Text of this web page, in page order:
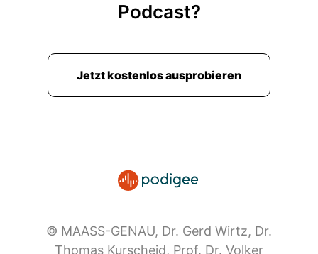
Podcast?
Jetzt kostenlos ausprobieren
© MAASS-GENAU, Dr. Gerd Wirtz, Dr.
Thomas Kurscheid, Prof. Dr. Volker